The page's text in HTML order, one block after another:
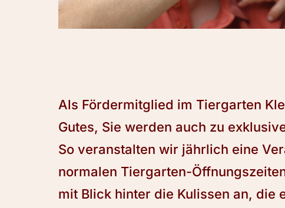
Als Fördermitglied im Tiergarten
Gutes, Sie werden auch zu
So veranstalten wir jährlich eine
normalen Tiergarten-
mit Blick hinter die Kulissen an, die